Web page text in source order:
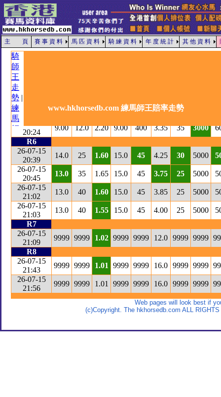
主 頁 賽 事 資 料 馬 匹 資 料 騎 練 資 料 年 度 統 計 其 他 資 料
Web pages will look best if
(c)Copyright. The hkhorsedb.com ALL